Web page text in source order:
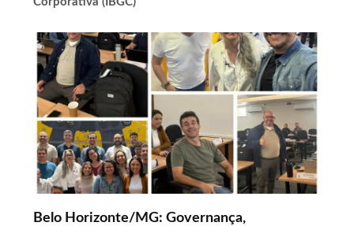
Belo Horizonte/MG: Governança,